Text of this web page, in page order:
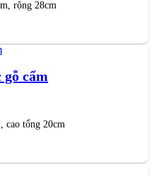
rộng 28cm
cẩm
cao tổng 20cm